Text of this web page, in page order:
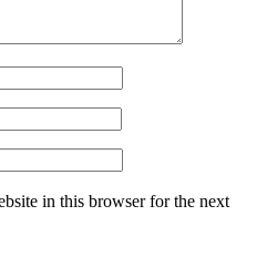
in this browser for the next